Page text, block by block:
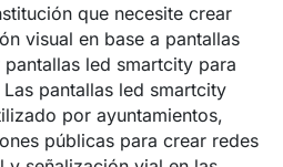
que necesite crear
visual en base a pantallas
led smartcity para
pantallas led smartcity
por ayuntamientos,
públicas para crear redes